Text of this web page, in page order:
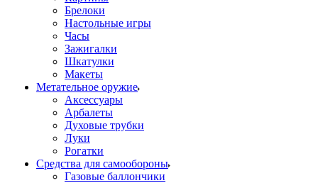
Брелоки
Настольные игры
Часы
Зажигалки
Шкатулки
Макеты
Метательное оружие
Аксессуары
Арбалеты
Духовые трубки
Луки
Рогатки
Средства для самообороны
Газовые баллончики